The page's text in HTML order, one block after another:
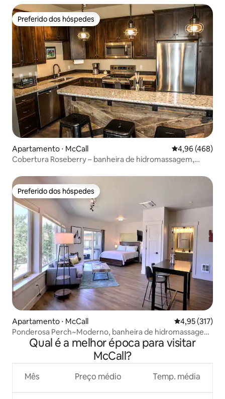
Preferido dos hóspedes
Preferido dos hóspedes
Apartamento ⋅ McCall 4,96 de uma
4,96 (468)
Cobertura Roseberry – banheira de hidromassagem,
Preferido dos hóspedes
Preferido dos hóspedes
Apartamento ⋅ McCall 4,95 de uma
4,95 (317)
Ponderosa Perch~Moderno, banheira de hidromassagem,
aconchegante, centro da cidade
Qual é a melhor época para visitar
McCall?
Mês Preço médio Temp. média